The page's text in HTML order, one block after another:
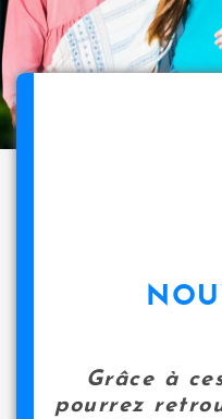
Grâce à
pourrez